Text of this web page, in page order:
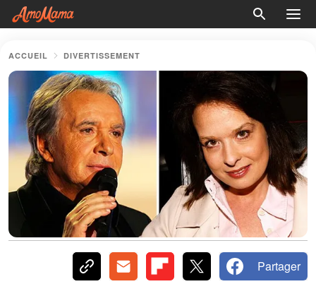
ACCUEIL DIVERTISSEMENT
Partager